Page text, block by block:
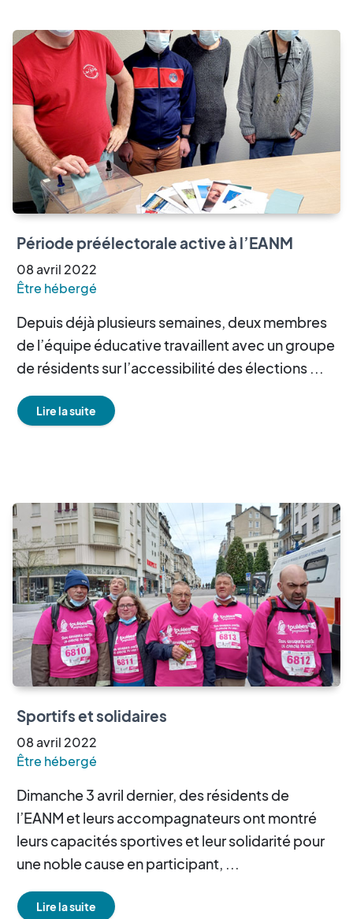
Période préélectorale active à l’EANM
08avril 2022
Être hébergé
Depuis déjà plusieurs semaines, deux membres
de l’équipe éducative travaillent avec un groupe
de résidents sur l’accessibilité des élections ...
Lire la suite
Sportifs et solidaires
08avril 2022
Être hébergé
Dimanche 3 avril dernier, des résidents de
l’EANM et leurs accompagnateurs ont montré
leurs capacités sportives et leur solidarité pour
une noble cause en participant, ...
Lire la suite